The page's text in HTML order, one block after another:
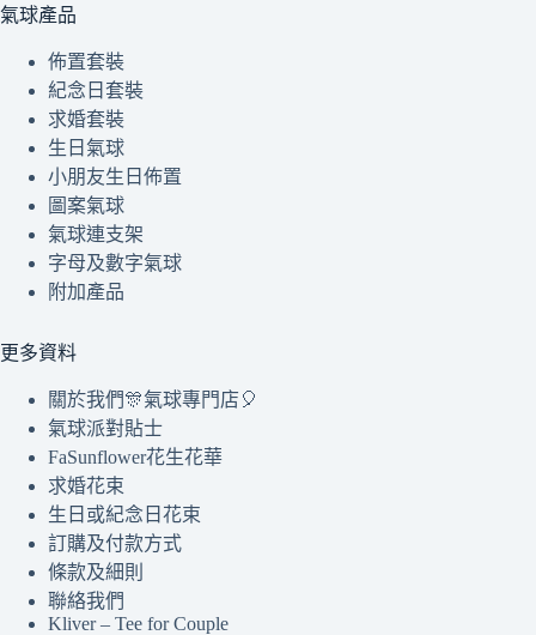
氣球產品
佈置套裝
紀念日套裝
求婚套裝
生日氣球
小朋友生日佈置
圖案氣球
氣球連支架
字母及數字氣球
附加產品
更多資料
關於我們🎊氣球專門店🎈
氣球派對貼士
FaSunflower花生花華
求婚花束
生日或紀念日花束
訂購及付款方式
條款及細則
聯絡我們
Kliver – Tee for Couple